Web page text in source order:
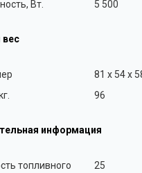
Вт. 5 500
вес
81 x 54 x
96
информация
топливного
25